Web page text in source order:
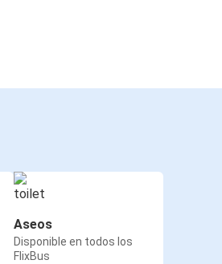
Aseos
Disponible en todos los
FlixBus